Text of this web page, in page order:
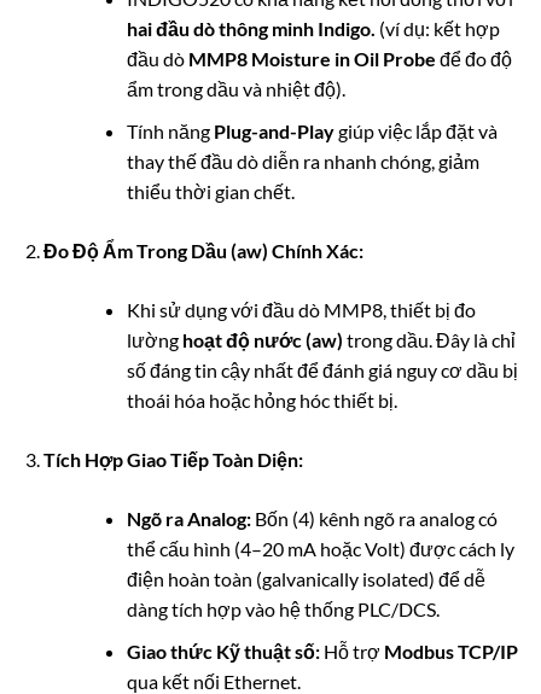
hai đầu dò thông minh Indigo. (ví dụ: kết hợp
đầu dò MMP8 Moisture in Oil Probe để đo độ
ẩm trong dầu và nhiệt độ).
Tính năng Plug-and-Playgiúp việc lắp đặt và
thay thế đầu dò diễn ra nhanh chóng, giảm
thiểu thời gian chết.
Đo Độ Ẩm Trong Dầu (aw) Chính Xác:
Khi sử dụng với đầu dò MMP8, thiết bị đo
lường hoạt độ nước (aw) trong dầu. Đây là chỉ
số đáng tin cậy nhất để đánh giá nguy cơ dầu bị
thoái hóa hoặc hỏng hóc thiết bị.
Tích Hợp Giao Tiếp Toàn Diện:
Ngõ ra Analog:Bốn (4) kênh ngõ ra analog có
thể cấu hình (4–20 mA hoặc Volt) được cách ly
điện hoàn toàn (galvanically isolated) để dễ
dàng tích hợp vào hệ thống PLC/DCS.
Giao thức Kỹ thuật số:Hỗ trợ Modbus TCP/IP
qua kết nối Ethernet.